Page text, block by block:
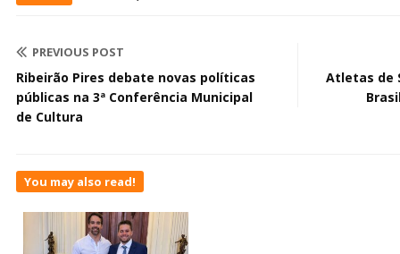
PREVIOUS POST
Ribeirão Pires debate novas políticas
públicas na 3ª Conferência Municipal
de Cultura
Atletas de
You may also read!